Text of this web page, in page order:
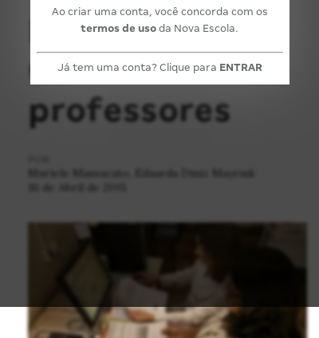
Ao criar uma conta, você concorda com os
termos de uso da Nova Escola.
Já tem uma conta? Clique para ENTRAR
pedagógica
com os
professores
Muriele Massucato, Eduarda Diniz Mayrink